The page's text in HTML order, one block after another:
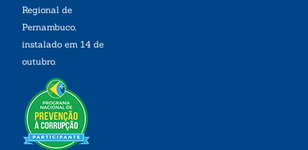
Regional de
Pernambuco,
instalado em 14 de
outubro.